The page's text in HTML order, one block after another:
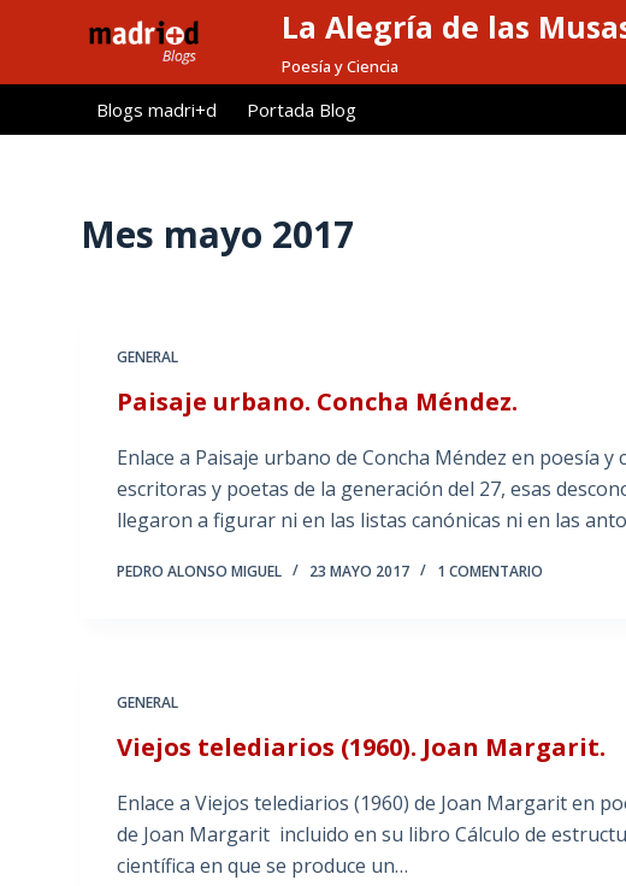
l
La Alegría de las
Poesía y Ciencia
Blogs madri+d Portada Blog
Mes mayo 2017
GENERAL
Paisaje urbano. Concha Méndez.
Enlace a Paisaje urbano de Concha Méndez en poesía y
escritoras y poetas de la generación del 27, esas
llegaron a figurar ni en las listas canónicas ni en las
PEDRO ALONSO MIGUEL 23 MAYO 2017 1 COMENTARIO
GENERAL
Viejos telediarios (1960). Joan Margarit.
Enlace a Viejos telediarios (1960) de Joan Margarit en
de Joan Margarit incluido en su libro Cálculo de
científica en que se produce un…